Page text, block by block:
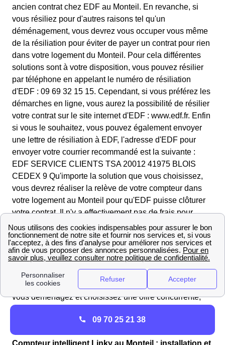
ancien contrat chez EDF au Monteil. En revanche, si
vous résiliez pour d'autres raisons tel qu'un
déménagement, vous devrez vous occuper vous même
de la résiliation pour éviter de payer un contrat pour rien
dans votre logement du Monteil. Pour cela différentes
solutions sont à votre disposition, vous pouvez résilier
par téléphone en appelant le numéro de résiliation
d'EDF : 09 69 32 15 15. Cependant, si vous préférez les
démarches en ligne, vous aurez la possibilité de résilier
votre contrat sur le site internet d'EDF : www.edf.fr. Enfin
si vous le souhaitez, vous pouvez également envoyer
une lettre de résiliation à EDF, l'adresse d'EDF pour
envoyer votre courrier recommandé est la suivante :
EDF SERVICE CLIENTS TSA 20012 41975 BLOIS
CEDEX 9 Qu'importe la solution que vous choisissez,
vous devrez réaliser la relève de votre compteur dans
votre logement au Monteil pour qu'EDF puisse clôturer
votre contrat. Il n'y a effectivement pas de frais pour
résilier un contrat à l'électricité d'EDF, vous n'aurez qu'à
régler une facture de régularisation, ce qui est tout à fait
normal lors de la fermeture d'un contrat d'électricité dans
le 15240 et dans toute la France. Mais quand est-ce que
vous devez résilier ce contrat ? C'est vous qui
choisissez, lorsque vous changez de fournisseur ou que
vous déménagez et choisissez une offre concurrente,
09 70 25 21 38